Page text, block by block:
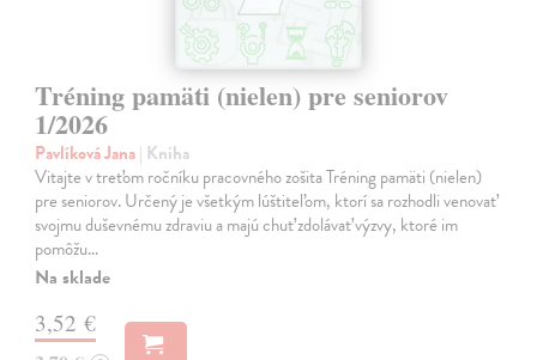
Tréning pamäti (nielen) pre seniorov
1/2026
Pavlíková Jana| Kniha
Vitajte v treťom ročníku pracovného zošita Tréning pamäti (nielen)
pre seniorov. Určený je všetkým lúštiteľom, ktorí sa rozhodli venovať
svojmu duševnému zdraviu a majú chuť zdolávať výzvy, ktoré im
pomôžu…
Na sklade
3,52 €